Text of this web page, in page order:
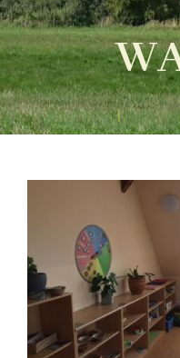
Startseite | KITA-